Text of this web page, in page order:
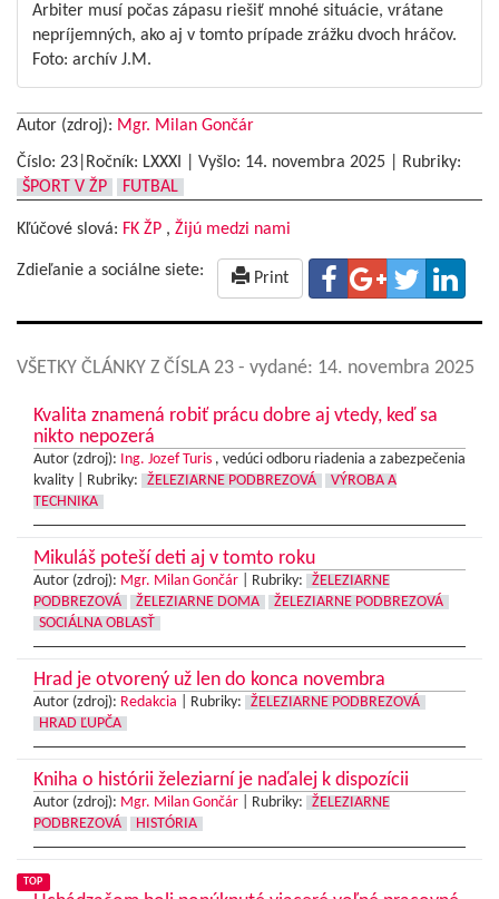
Arbiter musí počas zápasu riešiť mnohé situácie, vrátane
nepríjemných, ako aj v tomto prípade zrážku dvoch hráčov.
Foto: archív J.M.
Autor (zdroj): Mgr. Milan Gončár
Číslo: 23|Ročník: LXXXI | Vyšlo: 14. novembra 2025
Rubriky:
ŠPORT V ŽP
FUTBAL
Kľúčové slová: FK ŽP , Žijú medzi nami
Zdieľanie a sociálne siete: Print
VŠETKY ČLÁNKY Z ČÍSLA 23 - vydané: 14. novembra 2025
Kvalita znamená robiť prácu dobre aj vtedy, keď sa
nikto nepozerá
Autor (zdroj): Ing. Jozef Turis , vedúci odboru riadenia a zabezpečenia
kvality |
Rubriky: ŽELEZIARNE PODBREZOVÁ
VÝROBA A
TECHNIKA
Mikuláš poteší deti aj v tomto roku
Autor (zdroj): Mgr. Milan Gončár Rubriky:
ŽELEZIARNE
PODBREZOVÁ
ŽELEZIARNE DOMA
ŽELEZIARNE PODBREZOVÁ
SOCIÁLNA OBLASŤ
Hrad je otvorený už len do konca novembra
Autor (zdroj): Redakcia Rubriky:
ŽELEZIARNE PODBREZOVÁ
HRAD ĽUPČA
Kniha o histórii železiarní je naďalej k dispozícii
Autor (zdroj): Mgr. Milan Gončár Rubriky:
ŽELEZIARNE
PODBREZOVÁ
HISTÓRIA
TOP